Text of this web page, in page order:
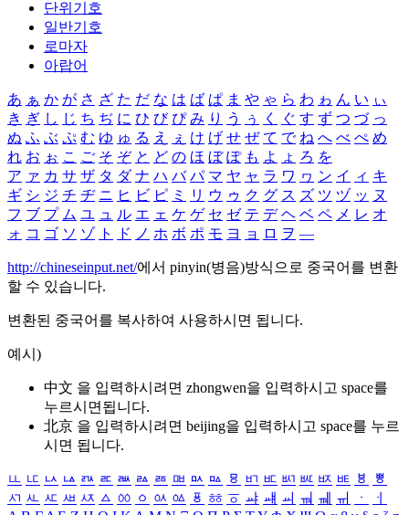
단위기호
일반기호
로마자
아랍어
あ ぁ か が さ ざ た だ な は ば ぱ ま や ゃ ら わ ゎ ん い ぃ
き ぎ し じ ち ぢ に ひ び ぴ み り う ぅ く ぐ す ず つ づ っ
ぬ ふ ぶ ぷ む ゆ ゅ る え ぇ け げ せ ぜ て で ね へ べ ぺ め
れ お ぉ こ ご そ ぞ と ど の ほ ぼ ぽ も よ ょ ろ を
ア ァ カ サ ザ タ ダ ナ ハ バ パ マ ヤ ャ ラ ワ ヮ ン イ ィ キ
ギ シ ジ チ ヂ ニ ヒ ビ ピ ミ リ ウ ゥ ク グ ス ズ ツ ヅ ッ ヌ
フ ブ プ ム ユ ュ ル エ ェ ケ ゲ セ ゼ テ デ ヘ ベ ペ メ レ オ
ォ コ ゴ ソ ゾ ト ド ノ ホ ボ ポ モ ヨ ョ ロ ヲ ―
http://chineseinput.net/에서 pinyin(병음)방식으로 중국어를 변환
할 수 있습니다.
변환된 중국어를 복사하여 사용하시면 됩니다.
예시)
中文 을 입력하시려면 zhongwen을 입력하시고 space를
누르시면됩니다.
北京 을 입력하시려면 beijing을 입력하시고 space를 누르
시면 됩니다.
ㅥ ㅦ ㅧ ㅨ ㅩ ㅪ ㅫ ㅬ ㅭ ㅮ ㅯ ㅰ ㅱ ㅲ ㅳ ㅴ ㅵ ㅶ ㅷ ㅸ
ㅹ
ㅺ ㅻ ㅼ ㅽ ㅾ ㅿ ㆀ ㆁ ㆂ ㆃ ㆄ ㆅ ㆆ ㆇ ㆈ ㆉ ㆊ ㆋ ㆌ ㆍ
ㆎ